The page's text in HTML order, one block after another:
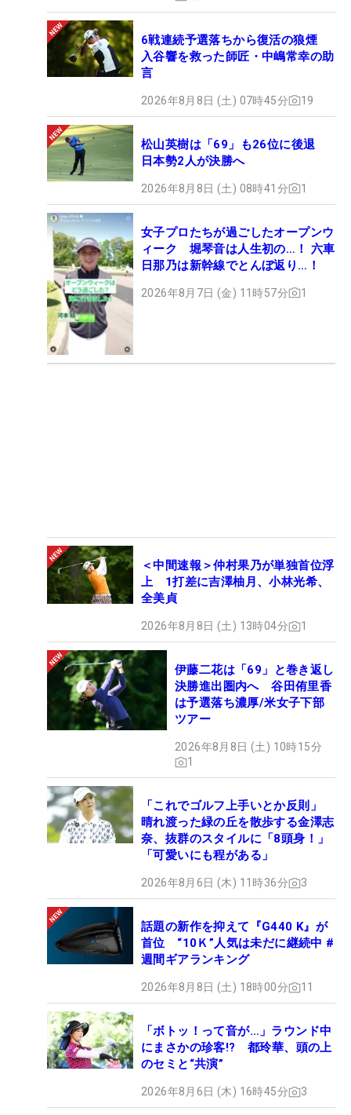
6戦連続予選落ちから復活の狼煙
入谷響を救った師匠・中嶋常幸の助
言
2026年8月8日 (土) 07時45分 19
松山英樹は「69」も26位に後退
日本勢2人が決勝へ
2026年8月8日 (土) 08時41分 1
女子プロたちが過ごしたオープンウ
ィーク 堀琴音は人生初の…！ 六車
日那乃は新幹線でとんぼ返り…！
2026年8月7日 (金) 11時57分 1
＜中間速報＞仲村果乃が単独首位浮
上 1打差に吉澤柚月、小林光希、
全美貞
2026年8月8日 (土) 13時04分 1
伊藤二花は「69」と巻き返し
決勝進出圏内へ 谷田侑里香
は予選落ち濃厚/米女子下部
ツアー
2026年8月8日 (土) 10時15分
1
「これでゴルフ上手いとか反則」
晴れ渡った緑の丘を散歩する金澤志
奈、抜群のスタイルに「8頭身！」
「可愛いにも程がある」
2026年8月6日 (木) 11時36分 3
話題の新作を抑えて『G440 K』が
首位 “10Ｋ”人気は未だに継続中 #
週間ギアランキング
2026年8月8日 (土) 18時00分 11
「ボトッ！って音が…」ラウンド中
にまさかの珍客!? 都玲華、頭の上
のセミと“共演”
2026年8月6日 (木) 16時45分 3